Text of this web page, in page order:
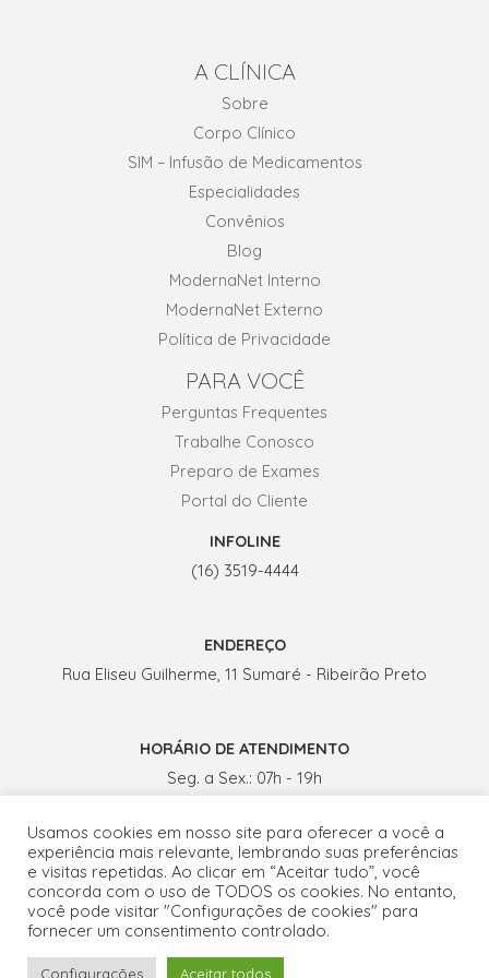
A CLÍNICA
Sobre
Corpo Clínico
SIM – Infusão de Medicamentos
Especialidades
Convênios
Blog
ModernaNet Interno
ModernaNet Externo
Política de Privacidade
PARA VOCÊ
Perguntas Frequentes
Trabalhe Conosco
Preparo de Exames
Portal do Cliente
INFOLINE
(16) 3519-4444
ENDEREÇO
Rua Eliseu Guilherme, 11 Sumaré - Ribeirão Preto
HORÁRIO DE ATENDIMENTO
Seg. a Sex.: 07h - 19h
Usamos cookies em nosso site para oferecer a você a
experiência mais relevante, lembrando suas preferências
e visitas repetidas. Ao clicar em “Aceitar tudo”, você
concorda com o uso de TODOS os cookies. No entanto,
você pode visitar "Configurações de cookies" para
fornecer um consentimento controlado.
Configurações Aceitar todos